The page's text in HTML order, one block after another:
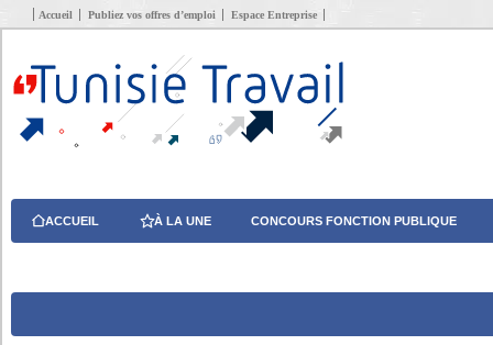
Accueil Publiez vos offres d’emploi Espace Entreprise
ACCUEIL À LA UNE CONCOURS FONCTION PUBLIQUE